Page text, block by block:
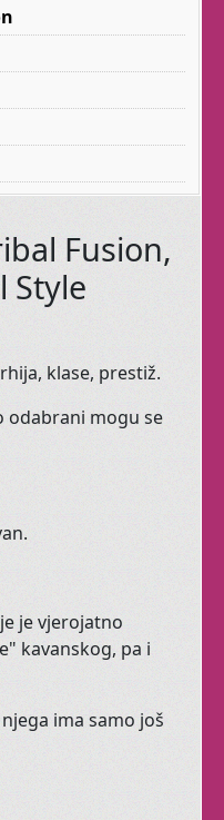
i astme.
li gluma Vašoj
djeci?!
razvijaju kod
malenih
ono što im treba za sretan
mališane!
Pokretkroz igru
Vašim mališanima
i snagu
Fusion,
Style
klase, prestiž.
odabrani mogu se
je vjerojatno
kavanskog, pa i
ima samo još